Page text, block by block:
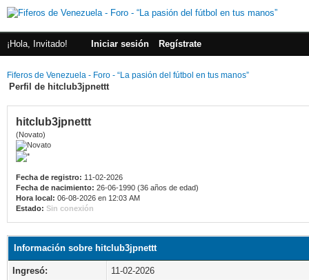
¡Hola, Invitado! Iniciar sesión Regístrate
Fiferos de Venezuela - Foro - “La pasión del fútbol en tus manos”
Perfil de hitclub3jpnettt
hitclub3jpnettt
(Novato)
Fecha de registro: 11-02-2026
Fecha de nacimiento: 26-06-1990 (36 años de edad)
Hora local: 06-08-2026 en 12:03 AM
Estado: Sin conexión
Información sobre hitclub3jpnettt
Ingresó:
11-02-2026